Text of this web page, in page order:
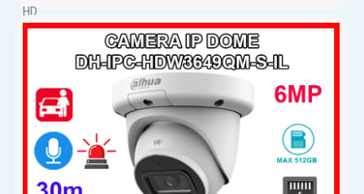
HD...